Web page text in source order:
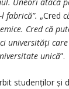
fabrică”. „Cred
Cred că
universități
unică”.
studenților și